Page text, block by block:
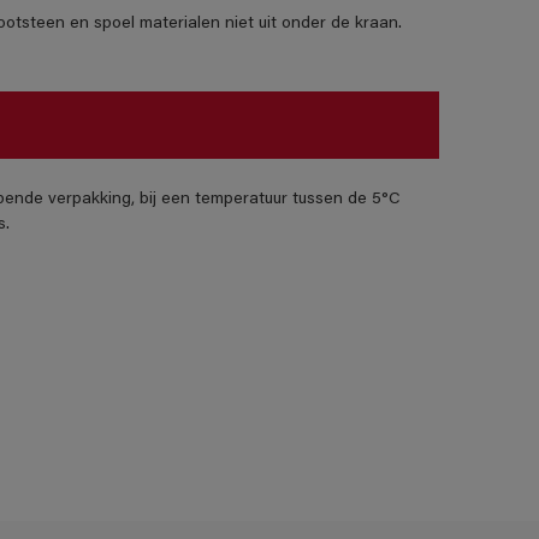
en spoel materialen niet uit onder de kraan.
verpakking, bij een temperatuur tussen de 5°C